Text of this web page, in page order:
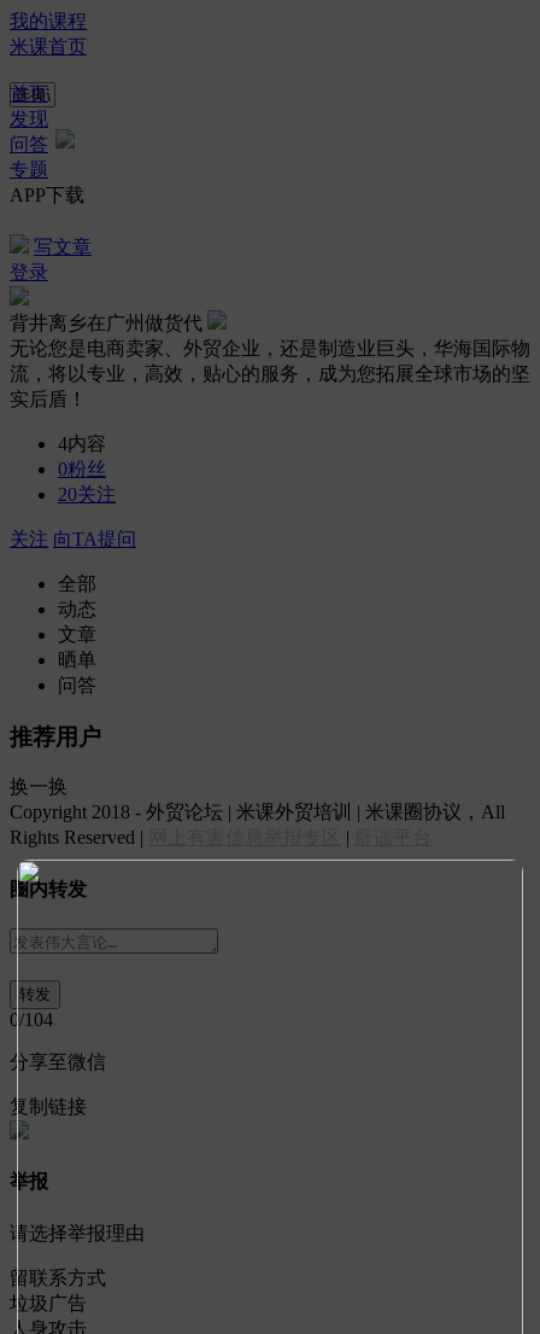
我的课程
米课首页
首页
发现
问答
专题
APP下载
写文章
登录
背井离乡在广州做货代
无论您是电商卖家、外贸企业，还是制造业巨头，华海国际物
流，将以专业，高效，贴心的服务，成为您拓展全球市场的坚
实后盾！
4内容
0粉丝
20关注
关注 向TA提问
全部
动态
文章
晒单
问答
推荐用户
换一换
Copyright 2018 - 外贸论坛 | 米课外贸培训 | 米课圈协议，All
Rights Reserved |
|
圈内转发
0/104
分享至微信
复制链接
举报
请选择举报理由
留联系方式
垃圾广告
人身攻击